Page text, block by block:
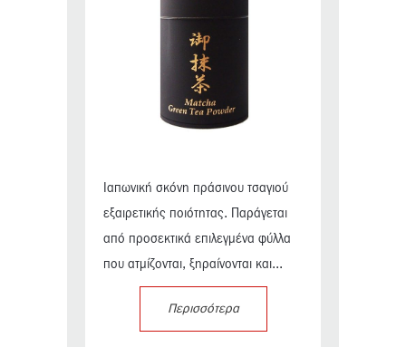
Ιαπωνική σκόνη πράσινου τσαγιού
εξαιρετικής ποιότητας. Παράγεται
από προσεκτικά επιλεγμένα φύλλα
που ατμίζονται, ξηραίνονται και...
Περισσότερα